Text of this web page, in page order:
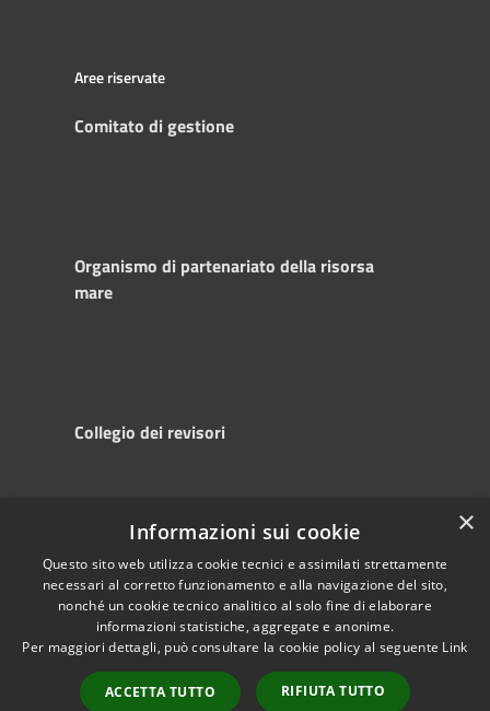
Aree riservate
Comitato di gestione
Organismo di partenariato della risorsa
mare
Collegio dei revisori
Accessibility
Privacy
Cookie
Sitemap
Copyright © 2025
Autorità di
Sistema Portuale
del Mare Adriatico
Centrale
Powered by
Municipium
×
Informazioni sui cookie
Questo sito web utilizza cookie tecnici e assimilati strettamente
necessari al corretto funzionamento e alla navigazione del sito,
nonché un cookie tecnico analitico al solo fine di elaborare
informazioni statistiche, aggregate e anonime.
Per maggiori dettagli, può consultare la cookie policy al seguente Link
ACCETTA TUTTO RIFIUTA TUTTO